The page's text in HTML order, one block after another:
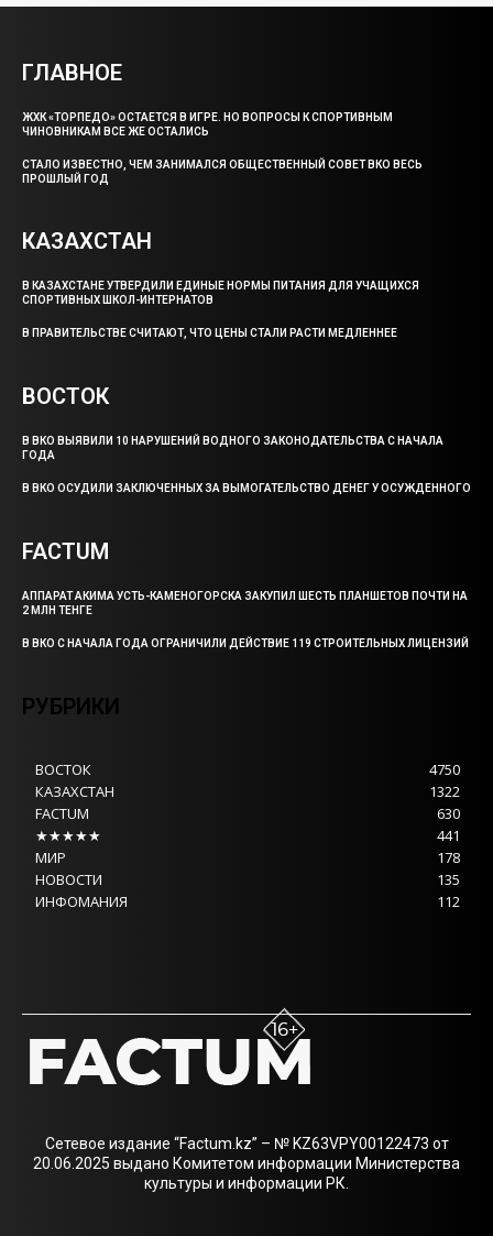
ГЛАВНОЕ
ЖХК «ТОРПЕДО» ОСТАЕТСЯ В ИГРЕ. НО ВОПРОСЫ К СПОРТИВНЫМ
ЧИНОВНИКАМ ВСЕ ЖЕ ОСТАЛИСЬ
СТАЛО ИЗВЕСТНО, ЧЕМ ЗАНИМАЛСЯ ОБЩЕСТВЕННЫЙ СОВЕТ ВКО ВЕСЬ
ПРОШЛЫЙ ГОД
КАЗАХСТАН
В КАЗАХСТАНЕ УТВЕРДИЛИ ЕДИНЫЕ НОРМЫ ПИТАНИЯ ДЛЯ УЧАЩИХСЯ
СПОРТИВНЫХ ШКОЛ-ИНТЕРНАТОВ
В ПРАВИТЕЛЬСТВЕ СЧИТАЮТ, ЧТО ЦЕНЫ СТАЛИ РАСТИ МЕДЛЕННЕЕ
ВОСТОК
В ВКО ВЫЯВИЛИ 10 НАРУШЕНИЙ ВОДНОГО ЗАКОНОДАТЕЛЬСТВА С НАЧАЛА
ГОДА
В ВКО ОСУДИЛИ ЗАКЛЮЧЕННЫХ ЗА ВЫМОГАТЕЛЬСТВО ДЕНЕГ У ОСУЖДЕННОГО
FACTUM
АППАРАТ АКИМА УСТЬ-КАМЕНОГОРСКА ЗАКУПИЛ ШЕСТЬ ПЛАНШЕТОВ ПОЧТИ НА
2 МЛН ТЕНГЕ
В ВКО С НАЧАЛА ГОДА ОГРАНИЧИЛИ ДЕЙСТВИЕ 119 СТРОИТЕЛЬНЫХ ЛИЦЕНЗИЙ
РУБРИКИ
ВОСТОК
4750
КАЗАХСТАН
1322
FACTUM
630
★★★★★
441
МИР
178
НОВОСТИ
135
ИНФОМАНИЯ
112
Сетевое издание “Factum.kz” – № KZ63VPY00122473 от
20.06.2025 выдано Комитетом информации Министерства
культуры и информации РК.